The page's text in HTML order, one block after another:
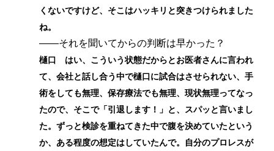
くないですけど、そこはハッキリと突きつけられました
ね。
――それを聞いてからの判断は早かった？
樋口 はい、こういう状態だからとお医者さんに言われ
て、会社と話し合う中で樋口に試合はさせられない、手
術をしても無理、保存療法でも無理、現状無理ってなっ
たので、そこで「引退します！」と、スパッと言いまし
た。ずっと検診を重ねてきた中で腹を決めていたという
か、ある程度の想定はしていたんで。自分のプロレスが